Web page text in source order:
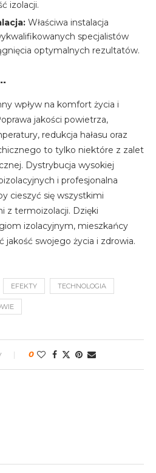
izolacji.
Właściwa instalacja
specjalistów
optymalnych rezultatów.
wpływ na komfort życia i
jakości powietrza,
redukcja hałasu oraz
to tylko niektóre z zalet
Dystrybucja wysokiej
i profesjonalna
cieszyć się wszystkimi
z termoizolacji. Dzięki
izolacyjnym, mieszkańcy
jakość swojego życia i zdrowia.
EFEKTY TECHNOLOGIA
0